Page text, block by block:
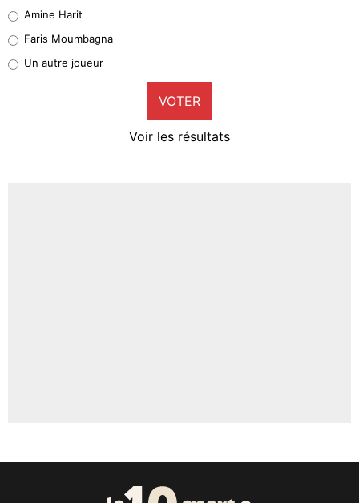
1%
9%
Amine Harit
Faris Moumbagna
Un autre joueur
VOTER
Voir les résultats